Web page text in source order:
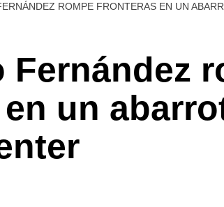
ROMPE FRONTERAS EN UN
Fernández
un